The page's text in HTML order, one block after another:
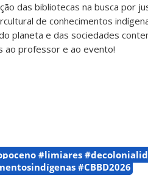
das bibliotecas na busca por
de conhecimentos
planeta e das sociedades
ao professor e ao evento!
#limiares
#CBBD2026